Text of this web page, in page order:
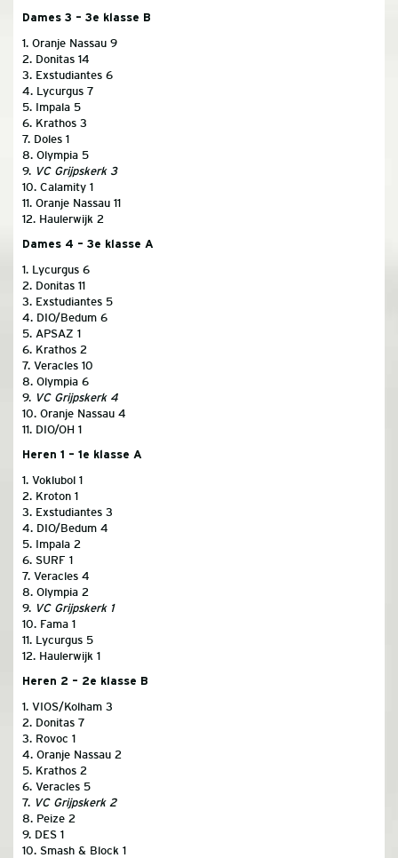
Dames 3 – 3e klasse B
1. Oranje Nassau 9
2. Donitas 14
3. Exstudiantes 6
4. Lycurgus 7
5. Impala 5
6. Krathos 3
7. Doles 1
8. Olympia 5
9. VC Grijpskerk 3
10. Calamity 1
11. Oranje Nassau 11
12. Haulerwijk 2
Dames 4 – 3e klasse A
1. Lycurgus 6
2. Donitas 11
3. Exstudiantes 5
4. DIO/Bedum 6
5. APSAZ 1
6. Krathos 2
7. Veracles 10
8. Olympia 6
9. VC Grijpskerk 4
10. Oranje Nassau 4
11. DIO/OH 1
Heren 1 – 1e klasse A
1. Voklubol 1
2. Kroton 1
3. Exstudiantes 3
4. DIO/Bedum 4
5. Impala 2
6. SURF 1
7. Veracles 4
8. Olympia 2
9. VC Grijpskerk 1
10. Fama 1
11. Lycurgus 5
12. Haulerwijk 1
Heren 2 – 2e klasse B
1. VIOS/Kolham 3
2. Donitas 7
3. Rovoc 1
4. Oranje Nassau 2
5. Krathos 2
6. Veracles 5
7. VC Grijpskerk 2
8. Peize 2
9. DES 1
10. Smash & Block 1